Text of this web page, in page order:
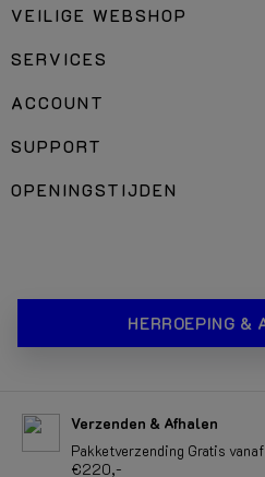
VEILIGE WEBSHOP
SERVICES
ACCOUNT
SUPPORT
OPENINGSTIJDEN
HERROEPING &
Verzenden & Afhalen
Pakketverzending Gratis
€220,-